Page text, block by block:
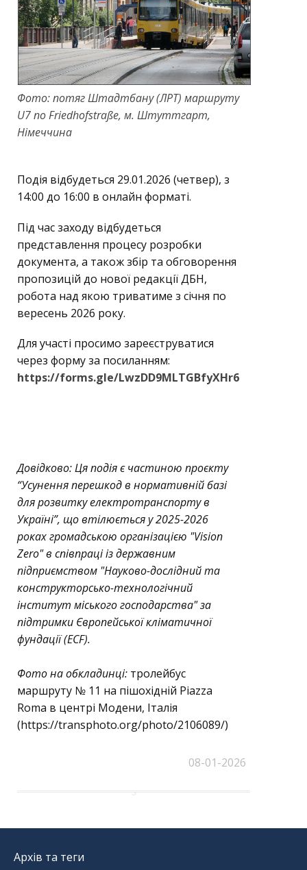
Фото:потяг Штадтбану (ЛРТ) маршруту
U7 по Friedhofstraße, м. Штуттгарт,
Німеччина
Подія відбудеться 29.01.2026 (четвер), з
14:00 до 16:00 в онлайн форматі.
Під час заходу відбудеться
представлення процесу розробки
документа, а також збір та обговорення
пропозицій до нової редакції ДБН,
робота над якою триватиме з січня по
вересень 2026 року.
Для участі просимо зареєструватися
через форму за посиланням:
https://forms.gle/LwzDD9MLTGBfyXHr6
Довідково: Ця подія є частиною проєкту
“Усунення перешкод в нормативній базі
для розвитку електротранспорту в
Україні”, що втілюється у 2025-2026
роках громадською організацією "Vision
Zero" в співпраці із державним
підприємством "Науково-дослідний та
конструкторсько-технологічний
інститут міського господарства" за
підтримки Європейської кліматичної
фундації (ECF).
Фото на обкладинці: тролейбус
маршруту № 11 на пішохідній Piazza
Roma в центрі Модени, Італія
(https://transphoto.org/photo/2106089/)
08-01-2026
Архів та теги